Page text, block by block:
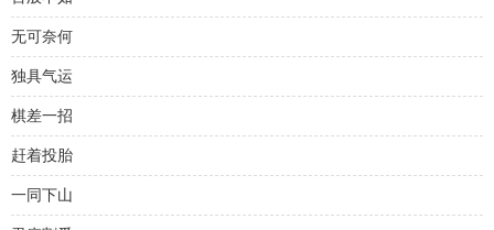
无可奈何
独具气运
棋差一招
赶着投胎
一同下山